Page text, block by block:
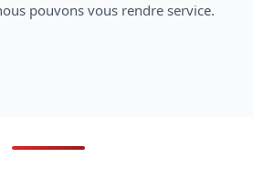
pouvons vous rendre service.